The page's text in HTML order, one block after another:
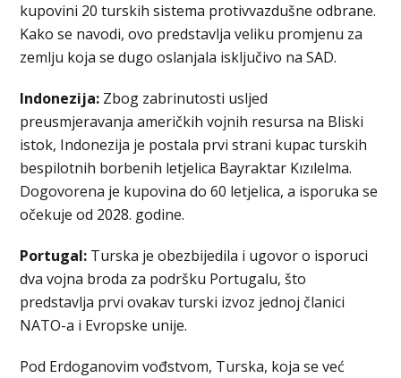
kupovini 20 turskih sistema protivvazdušne odbrane.
Kako se navodi, ovo predstavlja veliku promjenu za
zemlju koja se dugo oslanjala isključivo na SAD.
Indonezija: Zbog zabrinutosti usljed
preusmjeravanja američkih vojnih resursa na Bliski
istok, Indonezija je postala prvi strani kupac turskih
bespilotnih borbenih letjelica Bayraktar Kızılelma.
Dogovorena je kupovina do 60 letjelica, a isporuka se
očekuje od 2028. godine.
Portugal: Turska je obezbijedila i ugovor o isporuci
dva vojna broda za podršku Portugalu, što
predstavlja prvi ovakav turski izvoz jednoj članici
NATO-a i Evropske unije.
Pod Erdoganovim vođstvom, Turska, koja se već